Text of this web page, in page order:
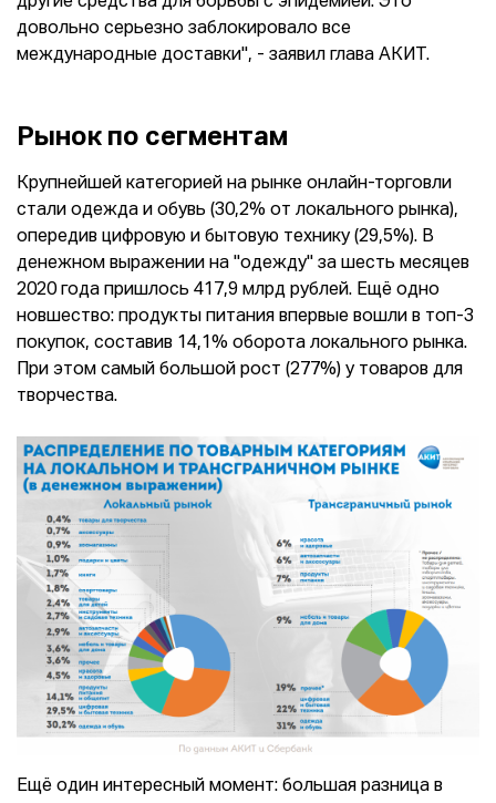
довольно серьезно заблокировало все
международные доставки", - заявил глава АКИТ.
Рынок по сегментам
Крупнейшей категорией на рынке онлайн-торговли
стали одежда и обувь (30,2% от локального рынка),
опередив цифровую и бытовую технику (29,5%). В
денежном выражении на "одежду" за шесть месяцев
2020 года пришлось 417,9 млрд рублей. Ещё одно
новшество: продукты питания впервые вошли в топ-3
покупок, составив 14,1% оборота локального рынка.
При этом самый большой рост (277%) у товаров для
творчества.
Ещё один интересный момент: большая разница в